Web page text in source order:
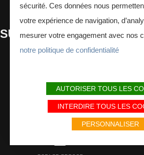
SUIVEZ-NOUS
sécurité. Ces données nous
votre expérience de navigation,
mesurer votre engagement avec nos
notre politique de confidentialité
AUTORISER TOUS LES
INTERDIRE TOUS LES
PERSONNALISER